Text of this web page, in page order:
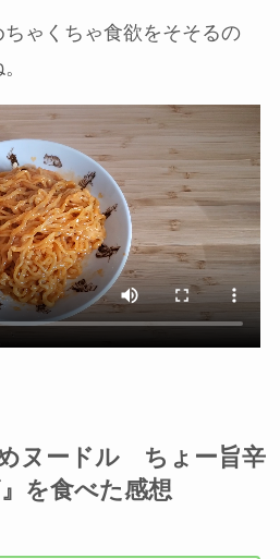
ゃくちゃ食欲をそそるの
めヌードル ちょー旨辛
を食べた感想